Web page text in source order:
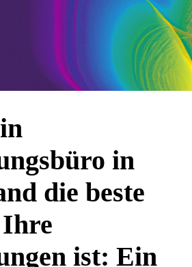
in
die beste
ist: Ein